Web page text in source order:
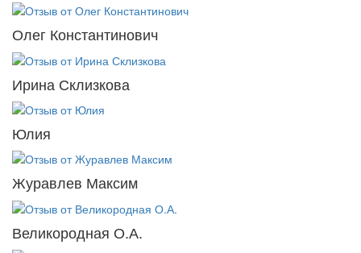
Олег Константинович
Ирина Склизкова
Юлия
Журавлев Максим
Великородная О.А.